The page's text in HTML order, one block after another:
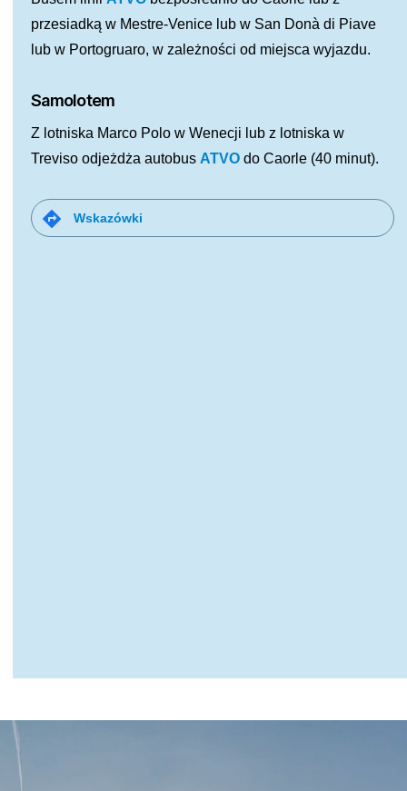
przesiadką w Mestre-Venice lub w San Donà di Piave
lub w Portogruaro, w zależności od miejsca wyjazdu.
Samolotem
Z lotniska Marco Polo w Wenecji lub z lotniska w
Treviso odjeżdża autobus ATVO do Caorle (40 minut).
directions Wskazówki